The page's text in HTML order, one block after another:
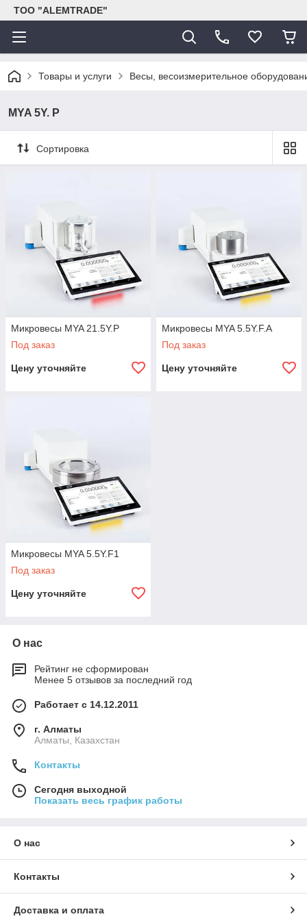
ТОО "ALEMTRADE"
Товары и услуги Весы, весоизмерительное
MYA 5Y. P
Сортировка
Микровесы MYA 21.5Y.P
Под заказ
Цену уточняйте
Микровесы MYA 5.5Y.F.A
Под заказ
Цену уточняйте
Микровесы MYA 5.5Y.F1
Под заказ
Цену уточняйте
О нас
Рейтинг не сформирован
Менее 5 отзывов за последний год
Работает с 14.12.2011
г. Алматы
Алматы, Казахстан
Контакты
Сегодня выходной
Показать весь график работы
О нас
Контакты
Доставка и оплата